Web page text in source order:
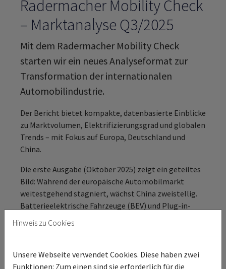
Radermacher Mobility Check
– Marktanalyse Q3/2025
Mit dem Radermacher Mobility Check
starten wir ein neues Analyseformat zur
Transformation der internationalen
Automobilindustrie.
Der Bericht bietet kompakte, datenbasierte Einblicke
zu Marktvolumen, Elektrifizierungsgrad und globalen
Trends – mit Fokus auf Europa, Deutschland und
China.
Die erste Ausgabe (Oktober 2025) zeigt ein geteiltes
Bild: Während der europäische Automobilmarkt
weitestgehend stagniert, wächst China zweistellig.
Batterieelektrische Fahrzeuge (BEV) und Plug-in-
Hybride (PHEV) gewinnen in allen Märkten deutlich
verlieren. In Deutschland bleibt die Produktion stabil
– bei einer Exportquote von 77 Prozent.
Hinweis zu Cookies
Unsere Webseite verwendet Cookies. Diese haben zwei
Funktionen: Zum einen sind sie erforderlich für die